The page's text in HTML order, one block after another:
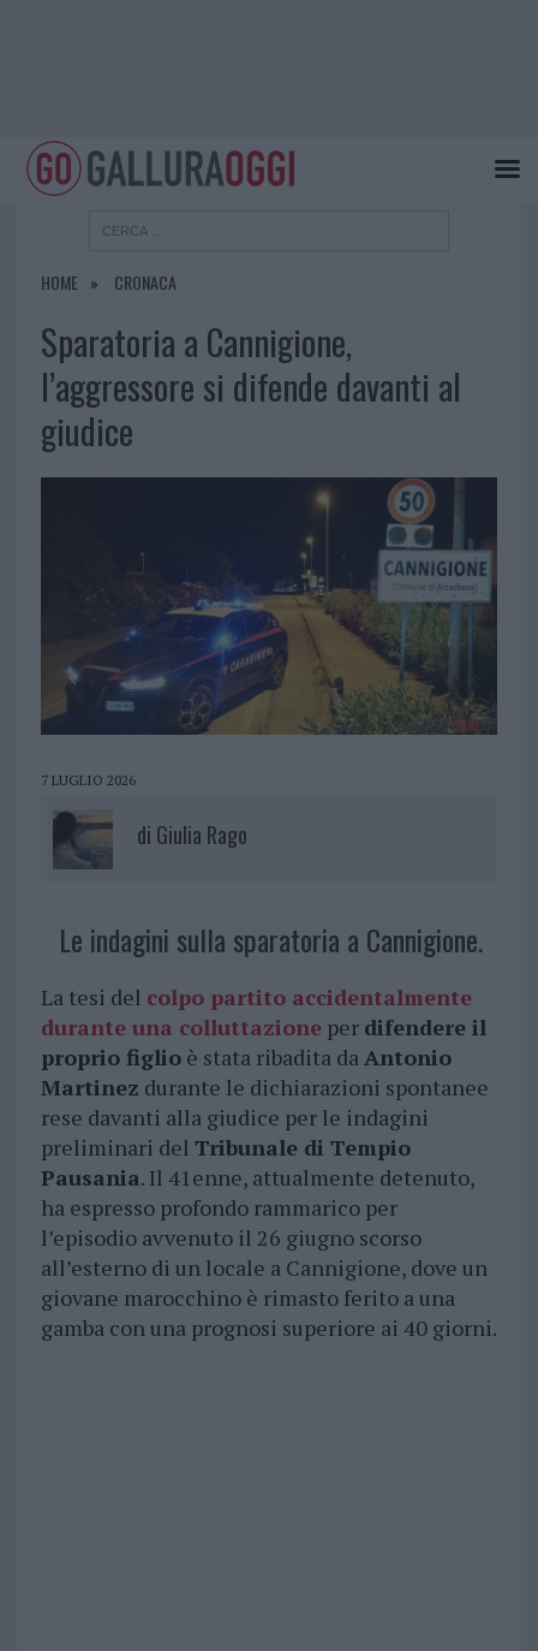
HOME CRONACA
Sparatoria a Cannigione,
l’aggressore si difende davanti al
giudice
7 LUGLIO 2026
di Giulia Rago
Le indagini sulla sparatoria a Cannigione.
La tesi del colpo partito accidentalmente
durante una colluttazioneper difendere il
proprio figlioè stata ribadita daAntonio
Martinez durante le dichiarazioni spontanee
rese davanti alla giudice per le indagini
preliminari del Tribunale di Tempio
Pausania. Il 41enne, attualmente detenuto,
ha espresso profondo rammarico per
l’episodio avvenuto il 26 giugno scorso
all’esterno di un locale a Cannigione, dove un
giovane marocchino è rimasto ferito a una
gamba con una prognosi superiore ai 40 giorni.